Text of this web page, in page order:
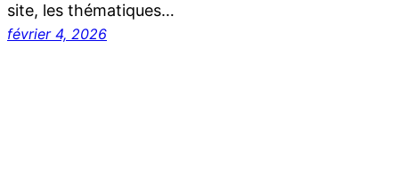
site, les thématiques…
février 4, 2026